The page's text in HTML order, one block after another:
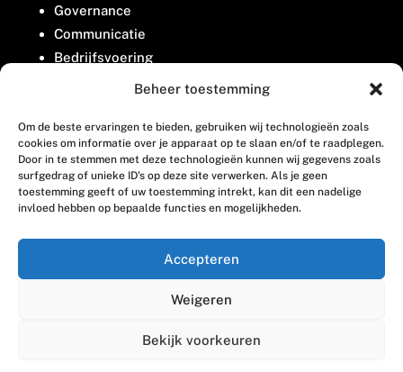
Beheer toestemming
Om de beste ervaringen te bieden, gebruiken wij technologieën zoals
cookies om informatie over je apparaat op te slaan en/of te raadplegen.
Door in te stemmen met deze technologieën kunnen wij gegevens zoals
surfgedrag of unieke ID's op deze site verwerken. Als je geen
toestemming geeft of uw toestemming intrekt, kan dit een nadelige
invloed hebben op bepaalde functies en mogelijkheden.
Accepteren
Weigeren
Bekijk voorkeuren
Governance
Communicatie
Bedrijfsvoering
Belangenbehartiging
Contact
Houttuinlaan 8
3447 GM Woerden